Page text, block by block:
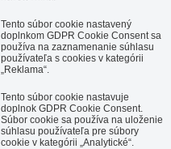
Tento súbor cookie nastavený
doplnkom GDPR Cookie Consent sa
používa na zaznamenanie súhlasu
používateľa s cookies v kategórii
„Reklama“.
Tento súbor cookie nastavuje
doplnok GDPR Cookie Consent.
Súbor cookie sa používa na uloženie
súhlasu používateľa pre súbory
cookie v kategórii „Analytické“.